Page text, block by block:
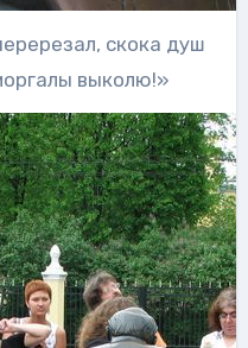
скока душ
выколю!»